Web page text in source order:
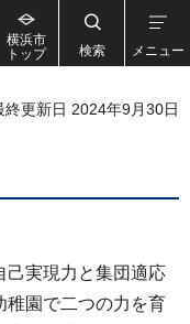
横浜市
トップ
検索 メニュー
終更新日 2024年9月30日
己実現力と集団適応
稚園で二つの力を育